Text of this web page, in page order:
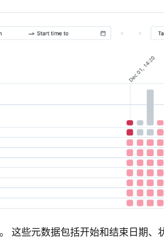
这些元数据包括开始和结束日期、